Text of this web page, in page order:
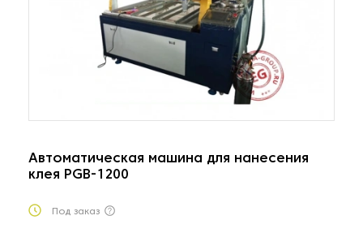
Автоматическая машина для нанесения
клея PGB-1200
Под заказ